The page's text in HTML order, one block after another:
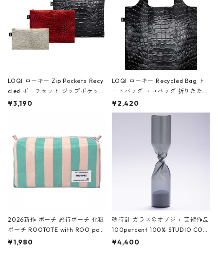
LOQI ローキー Zip Pockets Recy
cled ポーチセット ジップポケット
ファスナーポーチ 撥水加工 トラベ
ーガンディー、オフホワイト
¥3,190
LOQI ローキー Recycled Bag ト
ートバッグ エコバッグ 折りたたみ
大きめ 撥水加工 収納ポーチ CRO
CODILE/Black クロコダイル/ブラ
¥2,420
2026新作 ポーチ 旅行ポーチ 化粧
ポーチ ROOTOTE with ROO pou
ch 3532 ルートート WR.ポーチ.ラ
¥1,980
砂時計 ガラスのオブジェ 芸術作品
100percent 100% STUDIO COH
AKU Timeless 100パーセント ス
¥4,400